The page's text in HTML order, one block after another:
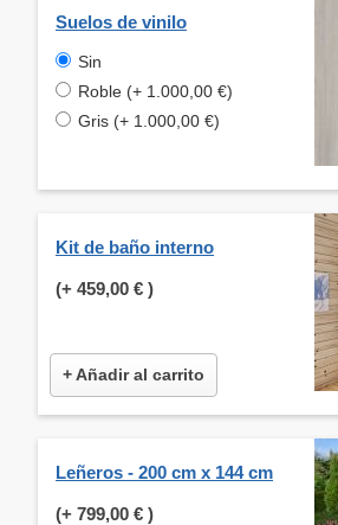
Suelos de vinilo
Sin
Roble (+ 1.000,00 €)
Gris (+ 1.000,00 €)
Kit de baño interno
(+ 459,00 € )
+ Añadir al carrito
Leñeros - 200 cm x 144 cm
(+ 799,00 € )